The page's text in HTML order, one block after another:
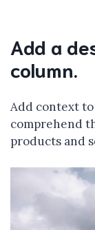
Add a
column.
Add context
comprehend
products and